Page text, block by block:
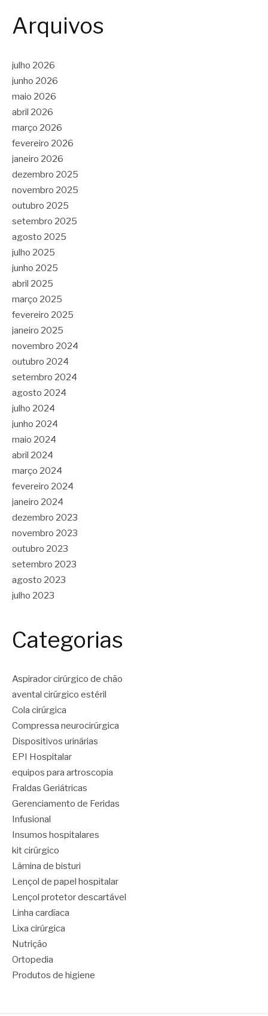
Arquivos
julho 2026
junho 2026
maio 2026
abril 2026
março 2026
fevereiro 2026
janeiro 2026
dezembro 2025
novembro 2025
outubro 2025
setembro 2025
agosto 2025
julho 2025
junho 2025
abril 2025
março 2025
fevereiro 2025
janeiro 2025
novembro 2024
outubro 2024
setembro 2024
agosto 2024
julho 2024
junho 2024
maio 2024
abril 2024
março 2024
fevereiro 2024
janeiro 2024
dezembro 2023
novembro 2023
outubro 2023
setembro 2023
agosto 2023
julho 2023
Categorias
Aspirador cirúrgico de chão
avental cirúrgico estéril
Cola cirúrgica
Compressa neurocirúrgica
Dispositivos urinárias
EPI Hospitalar
equipos para artroscopia
Fraldas Geriátricas
Gerenciamento de Feridas
Infusional
Insumos hospitalares
kit cirúrgico
Lâmina de bisturi
Lençol de papel hospitalar
Lençol protetor descartável
Linha cardíaca
Lixa cirúrgica
Nutrição
Ortopedia
Produtos de higiene